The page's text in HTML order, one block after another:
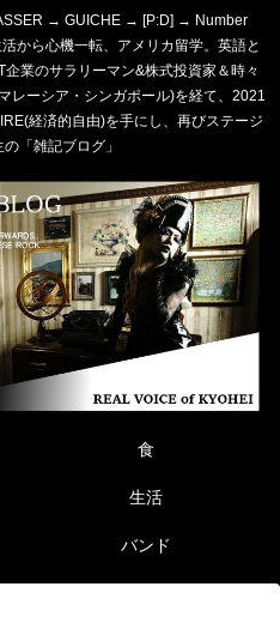
→ GUICHE → [P:D] → Number
から心機一転、アメリカ留学。英語と
業のサラリーマン&株式投資家＆時々
レーシア・シンガポール)を経て、2021
経済的自由)を手にし、再びステージ
「雑記ブログ」
食
生活
バンド